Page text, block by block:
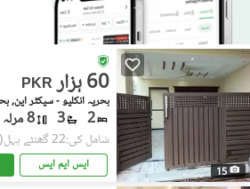
15
PKR 60 ہزار
بحریہ انکلیو - سیکٹر این,
2
3 8 مرلہ
شامل کی:22 گھنٹے پہل
ایس ایم ایس